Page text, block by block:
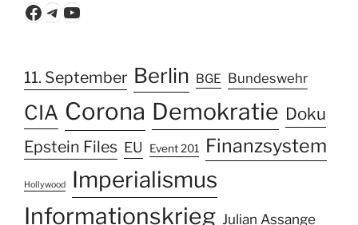
Facebook
Telegram
YouTube
11. September Berlin BGE Bundeswehr
CIA Corona Demokratie Doku
Epstein Files EU Event 201 Finanzsystem
Hollywood
Imperialismus
Informationskrieg Julian Assange